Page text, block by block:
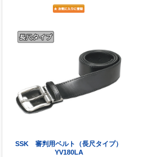
SSK 審判用ベルト（長尺タイプ）
YV180LA